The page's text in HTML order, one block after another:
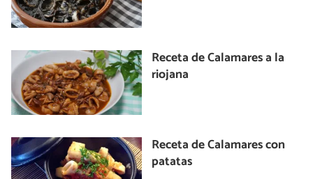
Receta de Calamares a la
riojana
Receta de Calamares con
patatas